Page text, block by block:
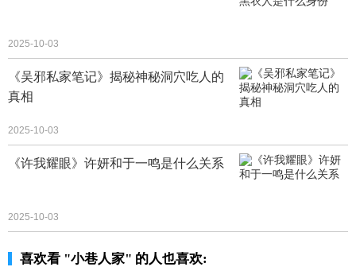
2025-10-03
《吴邪私家笔记》揭秘神秘洞穴吃人的
真相
2025-10-03
《许我耀眼》许妍和于一鸣是什么关系
2025-10-03
喜欢看 "小巷人家" 的人也喜欢: